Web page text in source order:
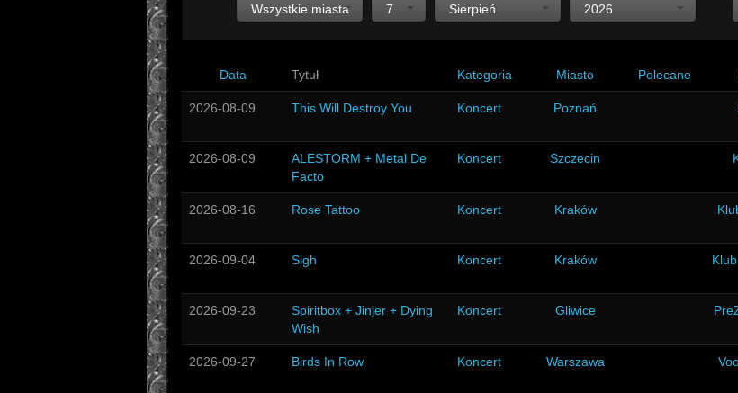
Wszystkie miasta 7 Sierpień 2026
Data Tytuł Kategoria Miasto Polecane
2026-08-09 This Will Destroy You Koncert Poznań
2026-08-09
ALESTORM + Metal De
Facto
Koncert Szczecin
2026-08-16 Rose Tattoo Koncert Kraków
2026-09-04 Sigh Koncert Kraków
2026-09-23
Spiritbox + Jinjer + Dying
Wish
Koncert Gliwice
2026-09-27 Birds In Row Koncert Warszawa